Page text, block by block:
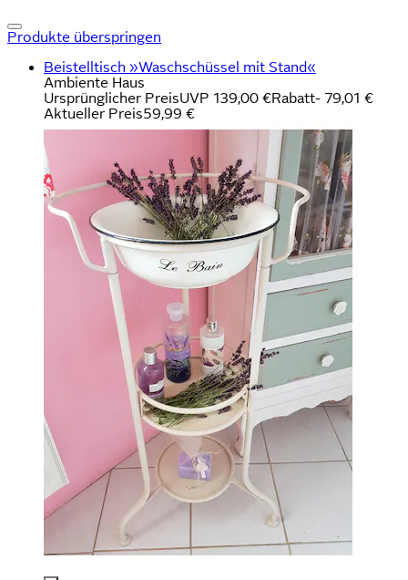
Produkte überspringen
Beistelltisch »Waschschüssel mit Stand«
Ambiente Haus
Ursprünglicher PreisUVP 139,00 €Rabatt- 79,01 €
Aktueller Preis59,99 €